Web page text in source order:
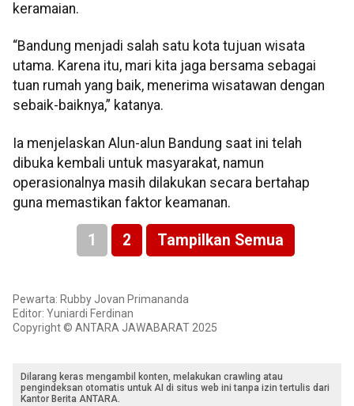
keramaian.
“Bandung menjadi salah satu kota tujuan wisata
utama. Karena itu, mari kita jaga bersama sebagai
tuan rumah yang baik, menerima wisatawan dengan
sebaik-baiknya,” katanya.
Ia menjelaskan Alun-alun Bandung saat ini telah
dibuka kembali untuk masyarakat, namun
operasionalnya masih dilakukan secara bertahap
guna memastikan faktor keamanan.
1 2 Tampilkan Semua
Pewarta: Rubby Jovan Primananda
Editor: Yuniardi Ferdinan
Copyright © ANTARA JAWABARAT 2025
Dilarang keras mengambil konten, melakukan crawling atau
pengindeksan otomatis untuk AI di situs web ini tanpa izin tertulis dari
Kantor Berita ANTARA.